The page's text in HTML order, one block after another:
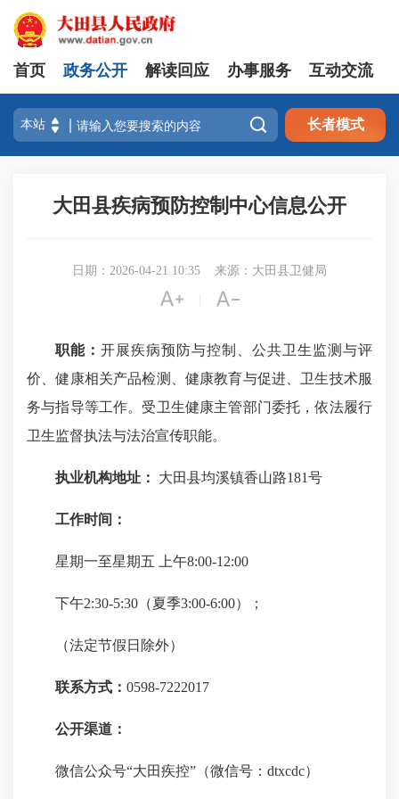
首页 政务公开 解读回应 办事服务 互动交流
 长者模式
大田县疾病预防控制中心信息公开
日期：2026-04-21 10:35 来源：大田县卫健局
 
职能： 开展疾病预防与控制、公共卫生监测与评
价、健康相关产品检测、健康教育与促进、卫生技术服
务与指导等工作。受卫生健康主管部门委托，依法履行
卫生监督执法与法治宣传职能。
执业机构地址： 大田县均溪镇香山路181号
工作时间：
星期一至星期五 上午8:00-12:00
下午2:30-5:30（夏季3:00-6:00）；
（法定节假日除外）
联系方式： 0598-7222017
公开渠道：
微信公众号“大田疾控”（微信号：dtxcdc）